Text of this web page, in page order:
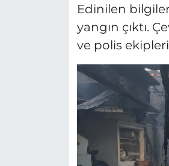
Edinilen
yangın çıktı.
ve polis